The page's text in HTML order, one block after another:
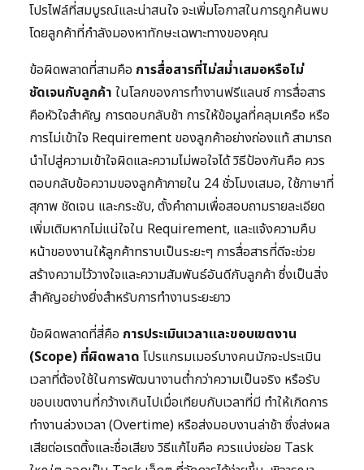
โปรไฟล์ที่สมบูรณ์และน่าสนใจ จะเพิ่มโอกาสในการถูกค้นพบ
โดยลูกค้าที่กำลังมองหาทักษะเฉพาะทางของคุณ
ข้อผิดพลาดที่สามคือ การสื่อสารที่ไม่สม่ำเสมอหรือไม่
ชัดเจนกับลูกค้า ในโลกของการทำงานฟรีแลนซ์ การสื่อสาร
คือหัวใจสำคัญ การตอบกลับช้า การให้ข้อมูลที่คลุมเครือ หรือ
การไม่เข้าใจ Requirement ของลูกค้าอย่างถ่องแท้ สามารถ
นำไปสู่ความเข้าใจผิดและความไม่พอใจได้ วิธีป้องกันคือ ควร
ตอบกลับข้อความของลูกค้าภายใน 24 ชั่วโมงเสมอ, ใช้ภาษาที่
สุภาพ ชัดเจน และกระชับ, ตั้งคำถามเพื่อสอบถามรายละเอียด
เพิ่มเติมหากไม่แน่ใจใน Requirement, และแจ้งความคืบ
หน้าของงานให้ลูกค้าทราบเป็นระยะๆ การสื่อสารที่ดีจะช่วย
สร้างความไว้วางใจและความสัมพันธ์อันดีกับลูกค้า ซึ่งเป็นสิ่ง
สำคัญอย่างยิ่งสำหรับการทำงานระยะยาว
ข้อผิดพลาดที่สี่คือ การประเมินเวลาและขอบเขตงาน
(Scope) ที่ผิดพลาด โปรแกรมเมอร์บางคนมักจะประเมิน
เวลาที่ต้องใช้ในการพัฒนางานต่ำกว่าความเป็นจริง หรือรับ
ขอบเขตงานที่กว้างเกินไปเมื่อเทียบกับเวลาที่มี ทำให้เกิดการ
ทำงานล่วงเวลา (Overtime) หรือส่งมอบงานล่าช้า ซึ่งส่งผล
เสียต่อเรตติ้งและชื่อเสียง วิธีแก้ไขคือ ควรแบ่งย่อย Task